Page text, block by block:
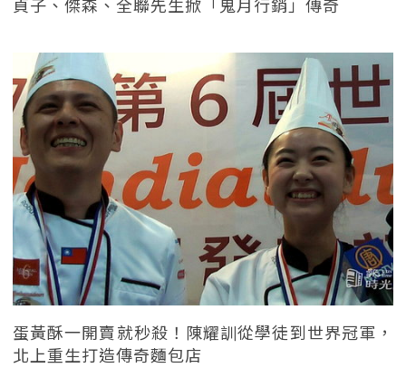
蛋黃酥一開賣就秒殺！陳耀訓從學徒到世界冠軍，
北上重生打造傳奇麵包店